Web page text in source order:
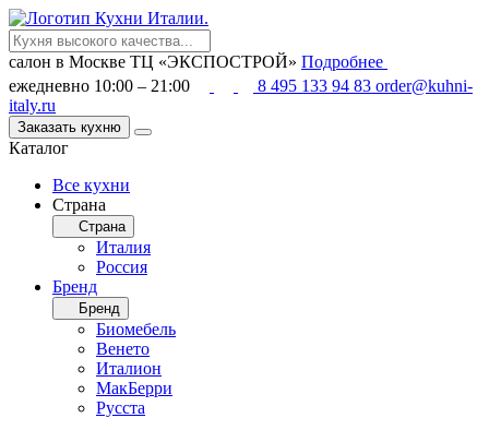
салон в Москве ТЦ «ЭКСПОСТРОЙ» Подробнее
ежедневно 10:00 – 21:00
8 495 133 94 83 order@kuhni-
italy.ru
Заказать кухню
Каталог
Все кухни
Страна
Страна
Италия
Россия
Бренд
Бренд
Биомебель
Венето
Италион
МакБерри
Русста